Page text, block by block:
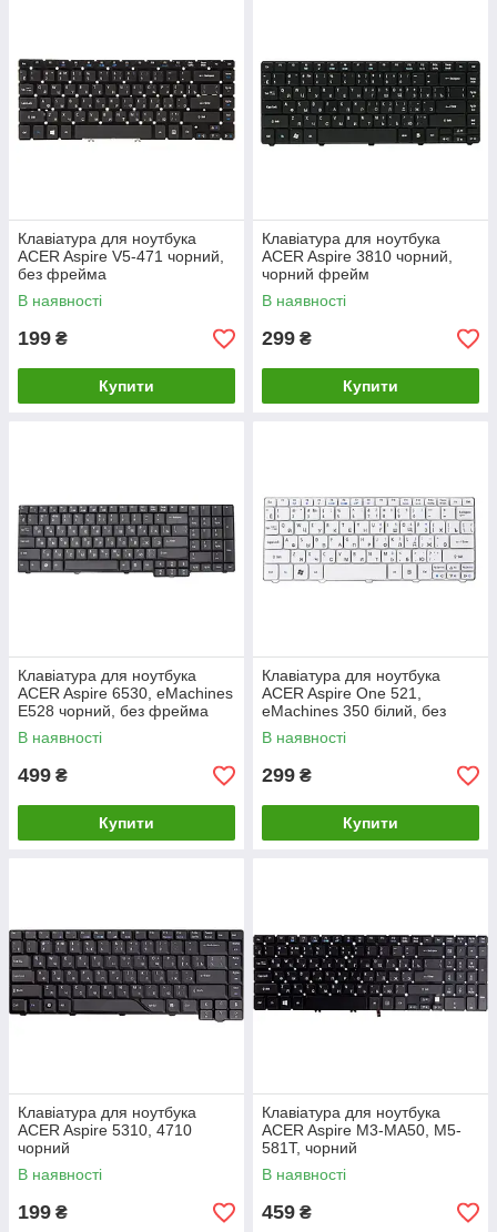
Клавiатура для ноутбука
ACER Aspire V5-471 чорний,
без фрейма
В наявності
199 ₴
Купити
Клавiатура для ноутбука
ACER Aspire 3810 чорний,
чорний фрейм
В наявності
299 ₴
Купити
Клавiатура для ноутбука
ACER Aspire 6530, eMachines
E528 чорний, без фрейма
В наявності
499 ₴
Купити
Клавiатура для ноутбука
ACER Aspire One 521,
eMachines 350 бiлий, без
фрейма
В наявності
299 ₴
Купити
Клавіатура для ноутбука
ACER Aspire 5310, 4710
чорний
В наявності
199 ₴
Клавіатура для ноутбука
ACER Aspire M3-MA50, M5-
581T, чорний
В наявності
459 ₴